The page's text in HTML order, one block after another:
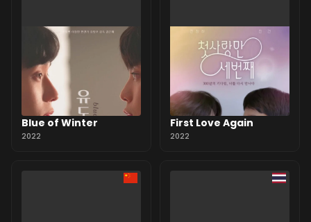
Blue of Winter
2022
First Love Again
2022